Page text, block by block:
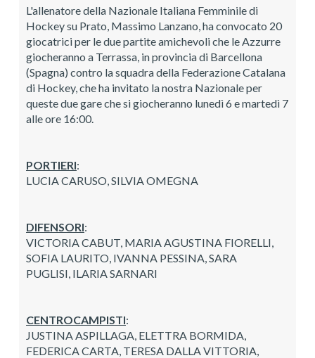
L'allenatore della Nazionale Italiana Femminile di
Hockey su Prato, Massimo Lanzano, ha convocato 20
giocatrici per le due partite amichevoli che le Azzurre
giocheranno a Terrassa, in provincia di Barcellona
(Spagna) contro la squadra della Federazione Catalana
di Hockey, che ha invitato la nostra Nazionale per
queste due gare che si giocheranno lunedì 6 e martedì 7
alle ore 16:00.
PORTIERI:
LUCIA CARUSO, SILVIA OMEGNA
DIFENSORI:
VICTORIA CABUT, MARIA AGUSTINA FIORELLI,
SOFIA LAURITO, IVANNA PESSINA, SARA
PUGLISI, ILARIA SARNARI
CENTROCAMPISTI:
JUSTINA ASPILLAGA, ELETTRA BORMIDA,
FEDERICA CARTA, TERESA DALLA VITTORIA,